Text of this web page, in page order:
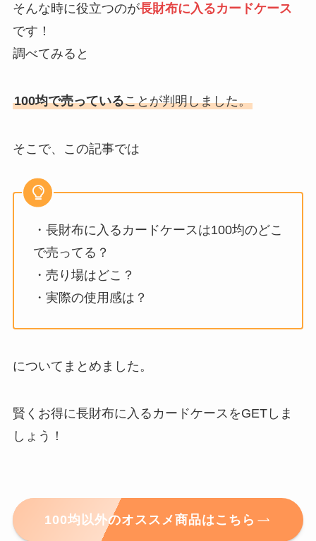
そんな時に役立つのが長財布に入るカードケース
です！
調べてみると
100均で売っていることが判明しました。
そこで、この記事では
・長財布に入るカードケースは100均のどこ
で売ってる？
・売り場はどこ？
・実際の使用感は？
についてまとめました。
賢くお得に長財布に入るカードケースをGETしま
しょう！
100均以外のオススメ商品はこちら